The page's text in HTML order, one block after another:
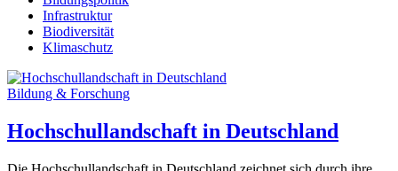
Infrastruktur
Biodiversität
Klimaschutz
Bildung & Forschung
Hochschullandschaft in Deutschland